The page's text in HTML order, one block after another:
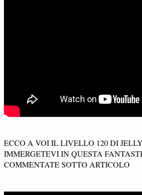
ECCO A VOI IL LIVELLO 120 DI
IMMERGETEVI IN QUESTA
COMMENTATE SOTTO ARTICOLO